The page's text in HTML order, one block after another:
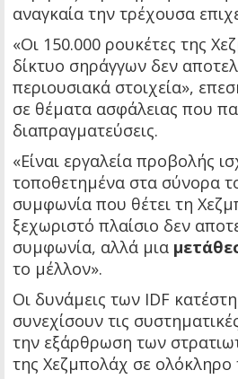
αναγκαία την τρέχουσα
«Οι 150.000 ρουκέτες της
δίκτυο σηράγγων δεν
περιουσιακά στοιχεία»,
σε θέματα ασφάλειας που
διαπραγματεύσεις.
«Είναι εργαλεία προβολής
τοποθετημένα στα σύνορα
συμφωνία που θέτει τη
ξεχωριστό πλαίσιο δεν
συμφωνία, αλλά μια
το μέλλον».
Οι δυνάμεις των IDF
συνεχίσουν τις
την εξάρθρωση των
της Χεζμπολάχ σε ολόκληρο